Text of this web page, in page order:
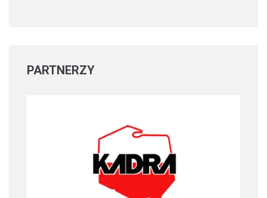
PARTNERZY